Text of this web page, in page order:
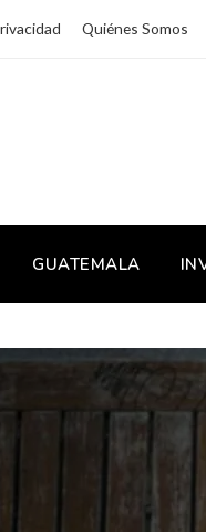
Quiénes Somos
GUATEMALA